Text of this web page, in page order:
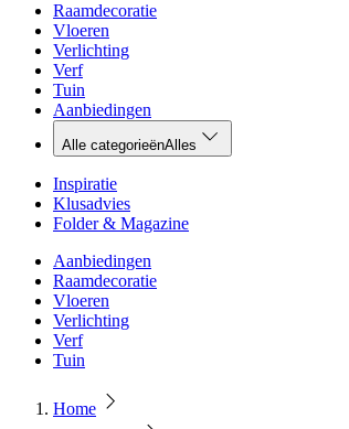
Raamdecoratie
Vloeren
Verlichting
Verf
Tuin
Aanbiedingen
Alle categorieënAlles
Inspiratie
Klusadvies
Folder & Magazine
Aanbiedingen
Raamdecoratie
Vloeren
Verlichting
Verf
Tuin
Home